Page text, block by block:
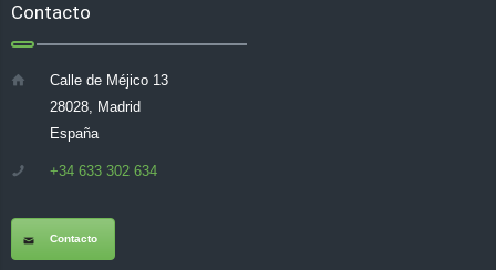
Contacto
Calle de Méjico 13
28028, Madrid
España
+34 633 302 634
Contacto